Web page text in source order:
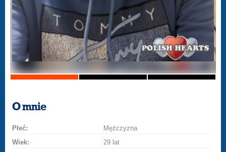
O mnie
Płeć:
Mężczyzna
Wiek:
29 lat